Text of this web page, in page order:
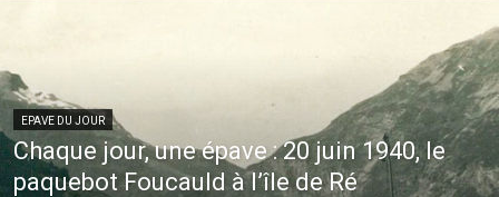
EPAVE DU JOUR
Chaque jour, une épave : 20 juin 1940, le
paquebot Foucauld à l’île de Ré